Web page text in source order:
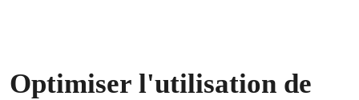
Optimiser l'utilisation de